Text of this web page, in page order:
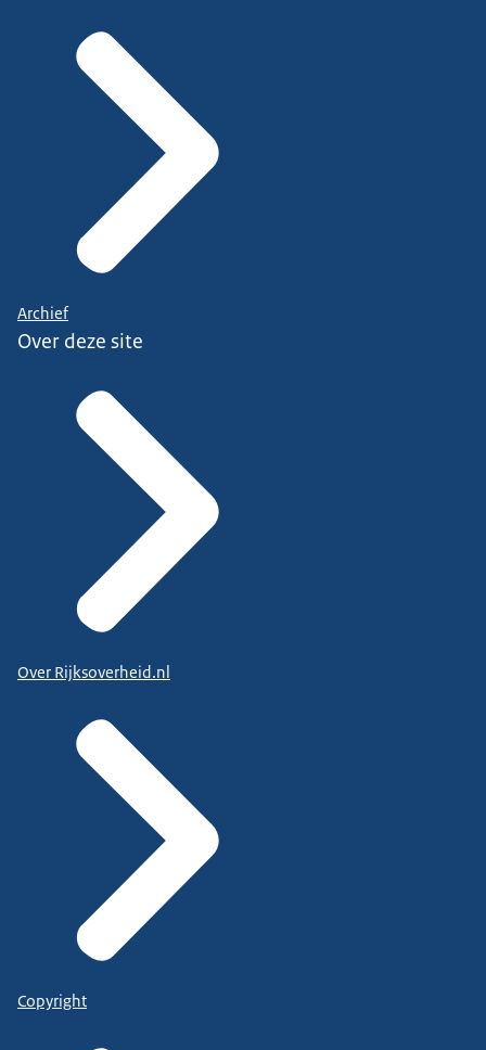
Archief
Over deze site
Over Rijksoverheid.nl
Copyright